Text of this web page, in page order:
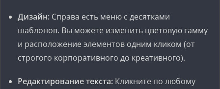
Дизайн: Справа есть меню с десятками
шаблонов. Вы можете изменить цветовую гамму
и расположение элементов одним кликом (от
строгого корпоративного до креативного).
Редактирование текста: Кликните по любому